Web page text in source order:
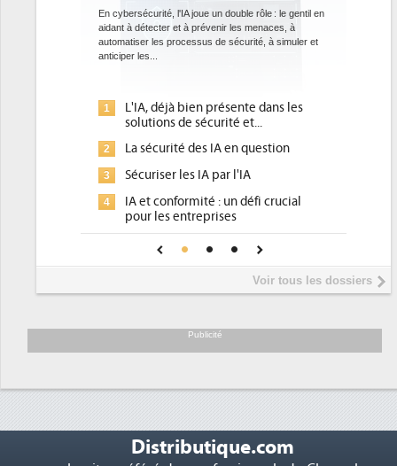
En cybersécurité, l'IA joue un double rôle : le gentil en
aidant à détecter et à prévenir les menaces, à
automatiser les processus de sécurité, à simuler et
anticiper les...
1
L'IA, déjà bien présente dans les
solutions de sécurité et...
2 La sécurité des IA en question
3 Sécuriser les IA par l'IA
4
IA et conformité : un défi crucial
pour les entreprises
Une IA de confiance pour une IA
plus sûre ?
Voir tous les dossiers
Publicité
Distributique.com